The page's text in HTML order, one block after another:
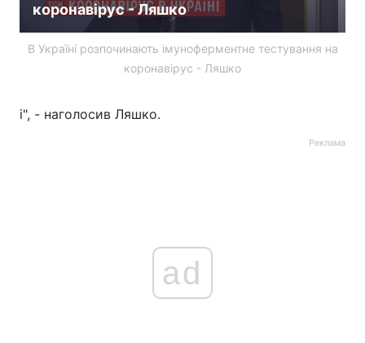
коронавірус - Ляшко
В Україні розпочинають імуноферментне тестування на
коронавірус - Ляшко
і", - наголосив Ляшко.
Реклама
ad